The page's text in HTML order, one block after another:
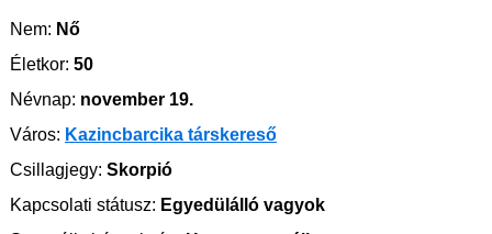
Nem: Nő
Életkor: 50
Névnap: november 19.
Város: Kazincbarcika társkereső
Csillagjegy: Skorpió
Kapcsolati státusz: Egyedülálló vagyok